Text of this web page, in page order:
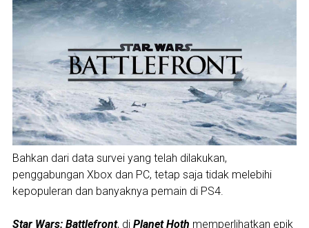
Bahkan dari data survei yang telah dilakukan,
penggabungan Xbox dan PC, tetap saja tidak melebihi
kepopuleran dan banyaknya pemain di PS4.
Star Wars: Battlefront, di Planet Hoth memperlihatkan epik